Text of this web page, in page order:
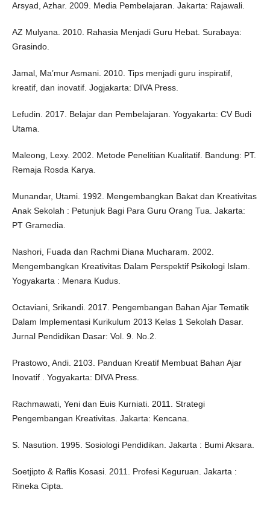
Arsyad, Azhar. 2009. Media Pembelajaran. Jakarta: Rajawali.
AZ Mulyana. 2010. Rahasia Menjadi Guru Hebat. Surabaya:
Grasindo.
Jamal, Ma’mur Asmani. 2010. Tips menjadi guru inspiratif,
kreatif, dan inovatif. Jogjakarta: DIVA Press.
Lefudin. 2017. Belajar dan Pembelajaran. Yogyakarta: CV Budi
Utama.
Maleong, Lexy. 2002. Metode Penelitian Kualitatif. Bandung: PT.
Remaja Rosda Karya.
Munandar, Utami. 1992. Mengembangkan Bakat dan Kreativitas
Anak Sekolah : Petunjuk Bagi Para Guru Orang Tua. Jakarta:
PT Gramedia.
Nashori, Fuada dan Rachmi Diana Mucharam. 2002.
Mengembangkan Kreativitas Dalam Perspektif Psikologi Islam.
Yogyakarta : Menara Kudus.
Octaviani, Srikandi. 2017. Pengembangan Bahan Ajar Tematik
Dalam Implementasi Kurikulum 2013 Kelas 1 Sekolah Dasar.
Jurnal Pendidikan Dasar: Vol. 9. No.2.
Prastowo, Andi. 2103. Panduan Kreatif Membuat Bahan Ajar
Inovatif . Yogyakarta: DIVA Press.
Rachmawati, Yeni dan Euis Kurniati. 2011. Strategi
Pengembangan Kreativitas. Jakarta: Kencana.
S. Nasution. 1995. Sosiologi Pendidikan. Jakarta : Bumi Aksara.
Soetjipto & Raflis Kosasi. 2011. Profesi Keguruan. Jakarta :
Rineka Cipta.